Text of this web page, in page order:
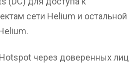
сети Helium и остальной
через доверенных лиц